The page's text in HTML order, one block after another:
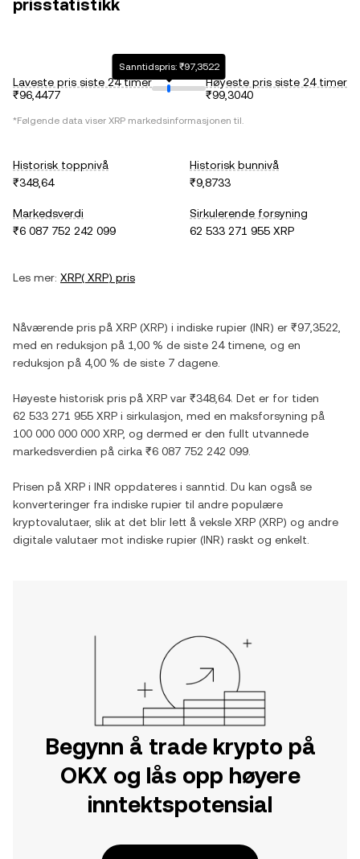
prisstatistikk
Laveste pris siste 24 timer
₹96,4477
Sanntidspris: ₹97,3522
Høyeste pris siste 24 timer
₹99,3040
*Følgende data viser XRP markedsinformasjonen til.
Historisk toppnivå
₹348,64
Historisk bunnivå
₹9,8733
Markedsverdi
₹6 087 752 242 099
Sirkulerende forsyning
62 533 271 955 XRP
Les mer: XRP( XRP) pris
Nåværende pris på XRP (XRP) i indiske rupier (INR) er ₹97,3522
med en reduksjon på 1,00 % de siste 24 timene, og en
reduksjon på 4,00 % de siste 7 dagene.
Høyeste historisk pris på XRP var ₹348,64. Det er for tiden
62 533 271 955 XRP i sirkulasjon, med en maksforsyning på
100 000 000 000 XRP, og dermed er den fullt utvannede
markedsverdien på cirka ₹6 087 752 242 099
Prisen på XRP i INR oppdateres i sanntid. Du kan også se
konverteringer fra indiske rupier til andre populære
kryptovalutaer, slik at det blir lett å veksle XRP (XRP) og andre
digitale valutaer mot indiske rupier (INR) raskt og enkelt.
Begynn å trade krypto på
OKX og lås opp høyere
inntektspotensial